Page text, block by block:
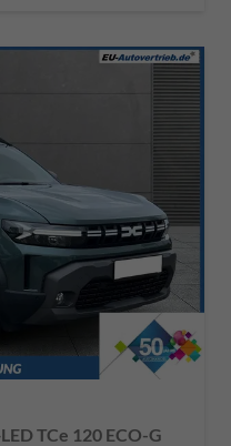
TCe 120 ECO-G